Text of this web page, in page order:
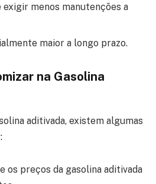
exigir menos manutenções a
maior a longo prazo.
na Gasolina
aditivada, existem algumas
os preços da gasolina aditivada